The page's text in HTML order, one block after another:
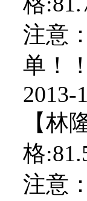
注意
单！
2013-
【林
格
注意